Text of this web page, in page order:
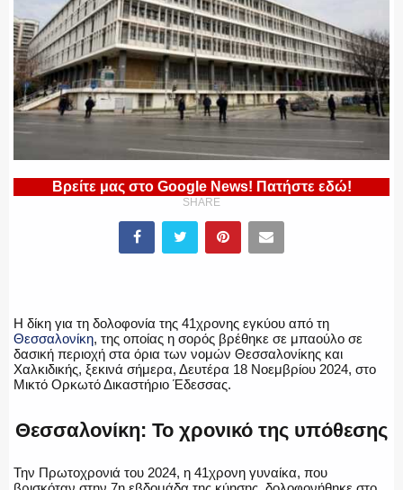
ΕΚΑΜ
ΥΑΤ/ΥΜΕΤ
ΕΛΛΗΝΙΚΗ ΑΣΤΥΝΟΜΙΑ
ΕΝΟΠΛΕΣ ΔΥΝΑΜΕΙΣ
Βρείτε μας στο Google News! Πατήστε εδώ!
SHARE
Η δίκη για τη δολοφονία της 41χρονης εγκύου από τη
Θεσσαλονίκη, της οποίας η σορός βρέθηκε σε μπαούλο σε
δασική περιοχή στα όρια των νομών Θεσσαλονίκης και
Χαλκιδικής, ξεκινά σήμερα, Δευτέρα 18 Νοεμβρίου 2024, στο
Μικτό Ορκωτό Δικαστήριο Έδεσσας.
Θεσσαλονίκη: Το χρονικό της υπόθεσης
Την Πρωτοχρονιά του 2024, η 41χρονη γυναίκα, που